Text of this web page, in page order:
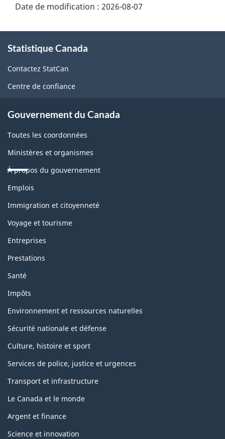
Date de modification : 2026-08-07
propos
de
ce
Statistique Canada
Contactez StatCan
Centre de confiance
Gouvernement du Canada
Toutes les coordonnées
Ministères et organismes
À propos du gouvernement
Thèmes
sujets
Emplois
Immigration et citoyenneté
Voyage et tourisme
Entreprises
Prestations
Santé
Impôts
Environnement et ressources naturelles
Sécurité nationale et défense
Culture, histoire et sport
Services de police, justice et urgences
Transport et infrastructure
Le Canada et le monde
Argent et finance
Science et innovation